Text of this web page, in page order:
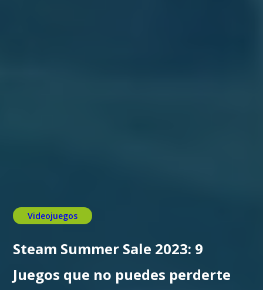
Videojuegos
Steam Summer Sale 2023: 9
Juegos que no puedes perderte